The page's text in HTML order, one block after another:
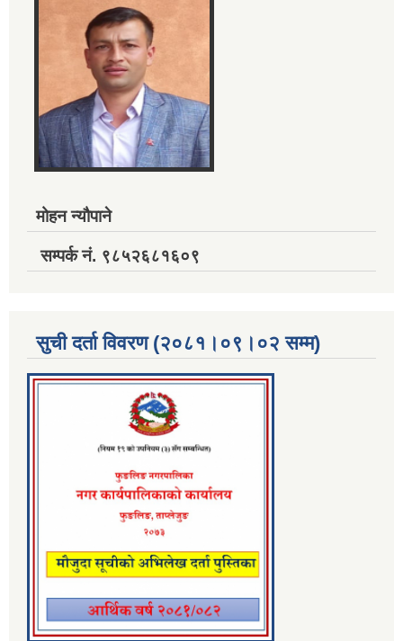
मोहन न्यौपाने
सम्पर्क नं. ९८५२६८१६०९
सुची दर्ता विवरण (२०८१।०९।०२ सम्म)